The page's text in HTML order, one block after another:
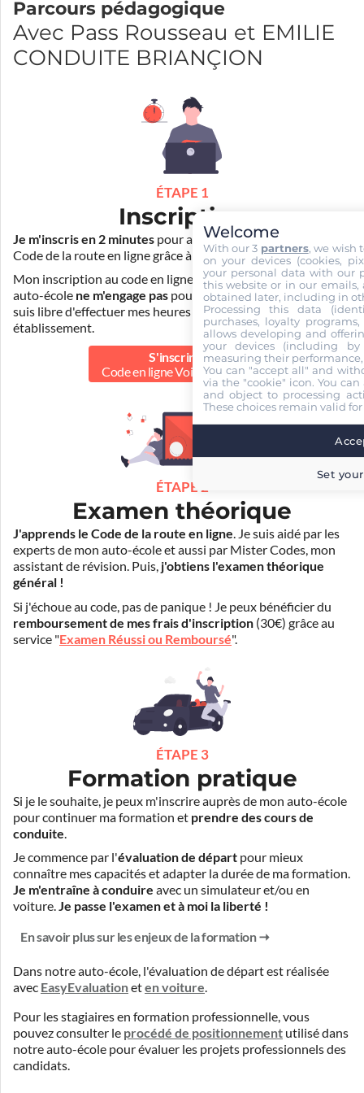
Parcours pédagogique
Avec Pass Rousseau et EMILIE
CONDUITE BRIANÇION
ÉTAPE 1
Inscription
Je m'inscris en 2 minutes pour accéder à ma formation au
Code de la route en ligne grâce à
Pass Rousseau Voiture.
Mon inscription au code en ligne voiture auprès de mon
auto-école ne m'engage pas pour la suite de ma formation. Je
suis libre d'effectuer mes heures de conduite dans un autre
établissement.
S'inscrire au
Code en ligne Voiture 55.00 €
ÉTAPE 2
Examen théorique
J'apprends le Code de la route en ligne. Je suis aidé par les
experts de mon auto-école et aussi par Mister Codes, mon
assistant de révision. Puis, j'obtiens l'examen théorique
général !
Si j'échoue au code, pas de panique ! Je peux bénéficier du
remboursement de mes frais d'inscription (30€) grâce au
service "Examen Réussi ou Remboursé".
ÉTAPE 3
Formation pratique
Si je le souhaite, je peux m'inscrire auprès de mon auto-école
pour continuer ma formation et prendre des cours de
conduite.
Je commence par l'évaluation de départ pour mieux
connaître mes capacités et adapter la durée de ma formation.
Je m'entraîne à conduire avec un simulateur et/ou en
voiture.Je passe l'examen et à moi la liberté !
En savoir plus sur les enjeux de la formation
Dans notre auto-école, l'évaluation de départ est réalisée
avec EasyEvaluationeten voiture.
Pour les stagiaires en formation professionnelle, vous
pouvez consulter le procédé de positionnement utilisé dans
notre auto-école pour évaluer les projets professionnels des
candidats.
Welcome
With our 3 partners, we wish
on your devices (cookies,
your personal data with our
this website or in our emails,
obtained later, including in
Processing this data
purchases, loyalty
allows developing and
your devices (including
measuring their
You can "accept all" and
via the "cookie" icon. You
and object to processing
These choices remain valid
Set